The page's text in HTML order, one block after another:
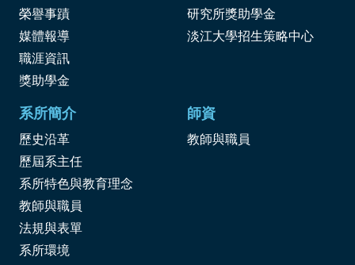
榮譽事蹟
媒體報導
職涯資訊
獎助學金
研究所獎助學金
淡江大學招生策略中心
系所簡介
歷史沿革
歷屆系主任
系所特色與教育理念
教師與職員
法規與表單
系所環境
師資
教師與職員